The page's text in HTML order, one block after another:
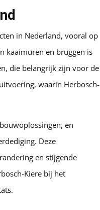
in Nederland, vooral op
kaaimuren en bruggen is
die belangrijk zijn voor de
waarin Herbosch-
en
Deze
en stijgende
Kiere bij het